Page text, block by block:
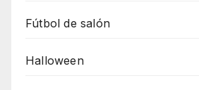
Fútbol de salón
Halloween